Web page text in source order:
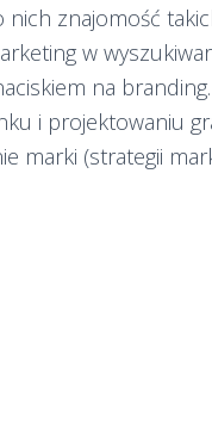
znajomość
w
na
i projektowaniu
marki (strategii